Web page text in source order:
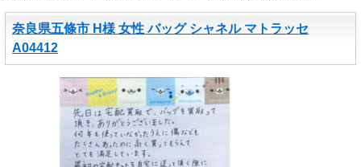
奈良県五條市 H様 女性 バッグ シャネル マトラッセ
A04412